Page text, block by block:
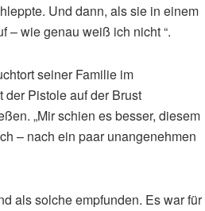
Und dann, als sie in einem
– wie genau weiß ich nicht “.
seiner Familie im
Pistole auf der Brust
„Mir schien es besser, diesem
– nach ein paar unangenehmen
als solche empfunden. Es war für